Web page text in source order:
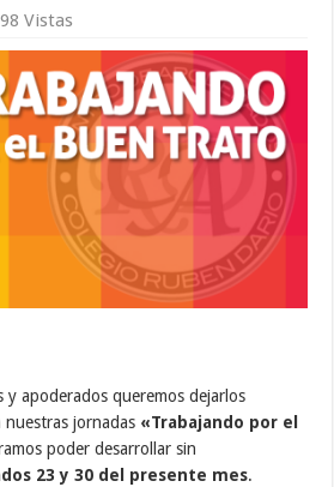
Vistas
apoderados queremos dejarlos
jornadas «Trabajando por el
poder desarrollar sin
23 y 30 del presente mes.